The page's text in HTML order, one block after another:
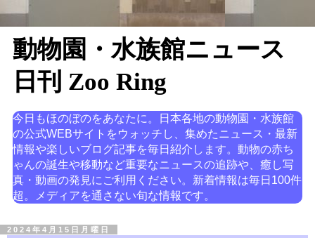
動物園・水族館ニュース
日刊 Zoo Ring
今日もほのぼのをあなたに。日本各地の動物園・水族館
の公式WEBサイトをウォッチし、集めたニュース・最新
情報や楽しいブログ記事を毎日紹介します。動物の赤ち
ゃんの誕生や移動など重要なニュースの追跡や、癒し写
真・動画の発見にご利用ください。新着情報は毎日100件
超。メディアを通さない旬な情報です。
2024年4月15日月曜日